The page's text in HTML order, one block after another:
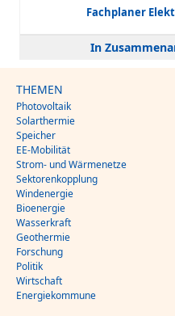
In
THEMEN
Photovoltaik
Solarthermie
Speicher
EE-Mobilität
Strom- und Wärmenetze
Sektorenkopplung
Windenergie
Bioenergie
Wasserkraft
Geothermie
Forschung
Politik
Wirtschaft
Energiekommune